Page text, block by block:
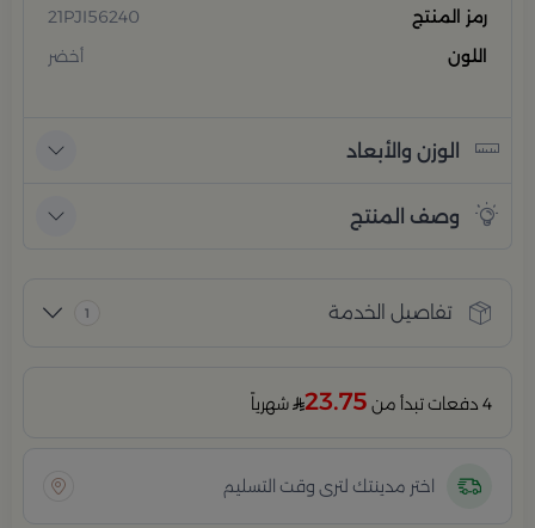
رمز المنتج
21PJI56240
اللون
أخضر
الوزن والأبعاد
وصف المنتج
تفاصيل الخدمة 1
4 دفعات تبدأ من 23.75 شهرياً
اختر مدينتك لترى وقت التسليم